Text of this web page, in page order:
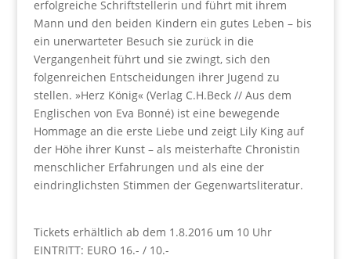
erfolgreiche Schriftstellerin und führt mit ihrem
Mann und den beiden Kindern ein gutes Leben – bis
ein unerwarteter Besuch sie zurück in die
Vergangenheit führt und sie zwingt, sich den
folgenreichen Entscheidungen ihrer Jugend zu
stellen. »Herz König« (Verlag C.H.Beck //Aus dem
Englischen von Eva Bonné) ist eine bewegende
Hommage an die erste Liebe und zeigt Lily King auf
der Höhe ihrer Kunst – als meisterhafte Chronistin
menschlicher Erfahrungen und als eine der
eindringlichsten Stimmen der Gegenwartsliteratur.
Tickets erhältlich ab dem 1.8.2016 um 10 Uhr
EINTRITT: EURO 16.- / 10.-